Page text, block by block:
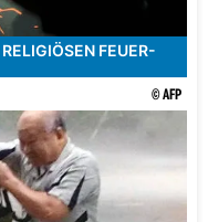
FEUER-
© AFP